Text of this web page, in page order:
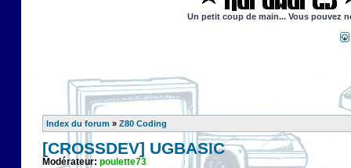
Un petit coup de main... Vous pouvez
Index du forum » Z80 Coding
[CROSSDEV] UGBASIC
Modérateur: poulette73